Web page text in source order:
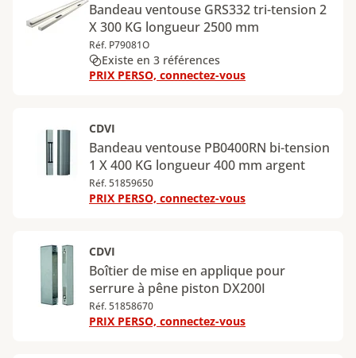
Bandeau ventouse GRS332 tri-tension 2
X 300 KG longueur 2500 mm
Réf. P79081O
Existe en 3 références
PRIX PERSO, connectez-vous
CDVI
Bandeau ventouse PB0400RN bi-tension
1 X 400 KG longueur 400 mm argent
Réf. 51859650
PRIX PERSO, connectez-vous
CDVI
Boîtier de mise en applique pour
serrure à pêne piston DX200I
Réf. 51858670
PRIX PERSO, connectez-vous